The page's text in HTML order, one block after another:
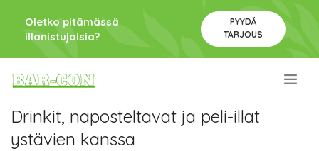
Oletko pitämässä
illanistujaisia?
PYYDÄ
TARJOUS
Drinkit, naposteltavat ja peli-illat
ystävien kanssa